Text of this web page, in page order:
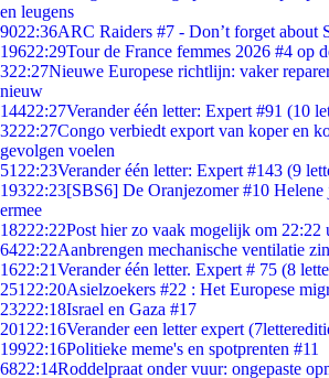
en leugens
9022:36ARC Raiders #7 - Don’t forget about
19622:29Tour de France femmes 2026 #4 op
322:27Nieuwe Europese richtlijn: vaker
nieuw
14422:27Verander één letter: Expert #91 (10
3222:27Congo verbiedt export van koper en
gevolgen voelen
51 22:23Verander één letter: Expert #143 (9
19322:23[SBS6] De Oranjezomer #10 Helene
ermee
18222:22Post hier zo vaak mogelijk om 22:22
6422:22Aanbrengen mechanische ventilatie
1622:21Verander één letter. Expert # 75 (8
251 22:20Asielzoekers #22 : Het Europese
23222:18Israel en Gaza #17
201 22:16Verander een letter expert
19922:16Politieke meme's en spotprenten #11
6822:14Roddelpraat onder vuur: ongepaste